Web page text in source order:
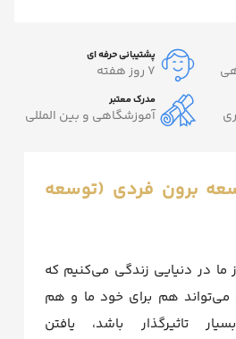
پشتیبانی حرفه ای
7 روز هفته
مدرک معتبر
آموزشگاهی و بین المللی
برون فردی (توسعه
ما در دنیایی زندگی می‌کنیم که
می‌تواند هم برای خود ما و هم
تاثیرگذار باشد، یافتن